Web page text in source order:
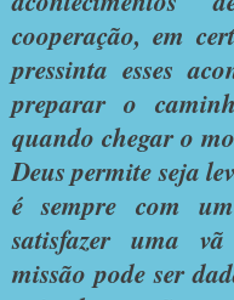
cooperação, em
pressinta esses
preparar o
quando chegar o
Deus permite seja
é sempre com
satisfazer uma
missão pode ser